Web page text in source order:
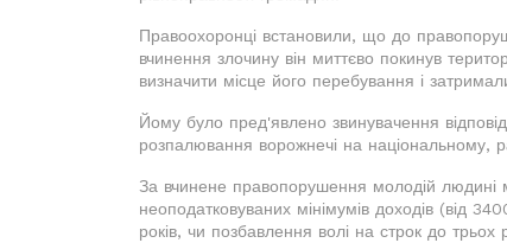
Правоохоронці встановили, що до
вчинення злочину він миттєво покинув
визначити місце його перебування і
Йому було пред'явлено звинувачення
розпалювання ворожнечі на національному,
За вчинене правопорушення молодій людині
неоподатковуваних мінімумів доходів (від
років, чи позбавлення волі на строк до трьох